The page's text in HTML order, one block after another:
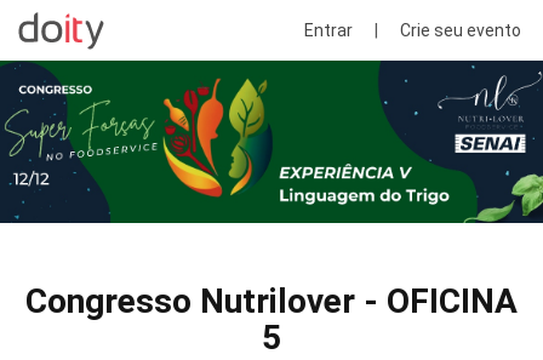
Entrar Crie seu evento
Congresso Nutrilover - OFICINA
5